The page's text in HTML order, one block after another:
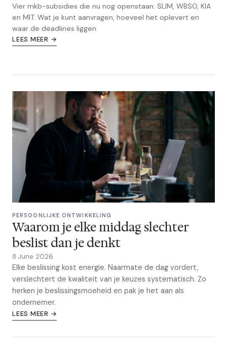
Vier mkb-subsidies die nu nog openstaan: SLIM, WBSO, KIA
en MIT. Wat je kunt aanvragen, hoeveel het oplevert en
waar de deadlines liggen.
LEES MEER →
PERSOONLIJKE ONTWIKKELING
Waarom je elke middag slechter
beslist dan je denkt
8 June 2026
Elke beslissing kost energie. Naarmate de dag vordert,
verslechtert de kwaliteit van je keuzes systematisch. Zo
herken je beslissingsmoeheid en pak je het aan als
ondernemer.
LEES MEER →